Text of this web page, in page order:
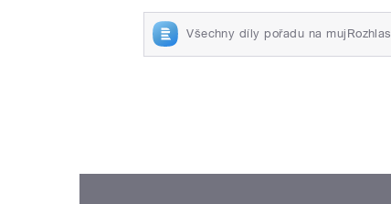
Všechny díly pořadu na mujRozhlas